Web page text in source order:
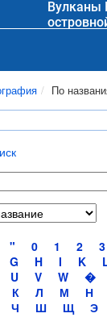
Вулканы
По
" 0 1 2 3
G H I K
U V W �
К Л М Н
Ч Ш Щ Э